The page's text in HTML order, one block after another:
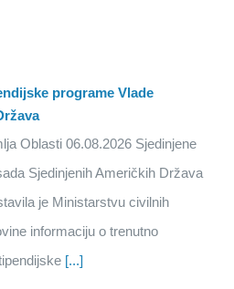
programe Vlade
Oblasti 06.08.2026 Sjedinjene
Sjedinjenih Američkih Država
je Ministarstvu civilnih
informaciju o trenutno
[...]